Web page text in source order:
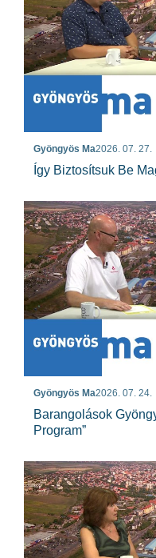
Gyöngyös Ma2026. 07. 27.
Így Biztosítsuk Be
Gyöngyös Ma2026. 07. 24.
Barangolások
Program”